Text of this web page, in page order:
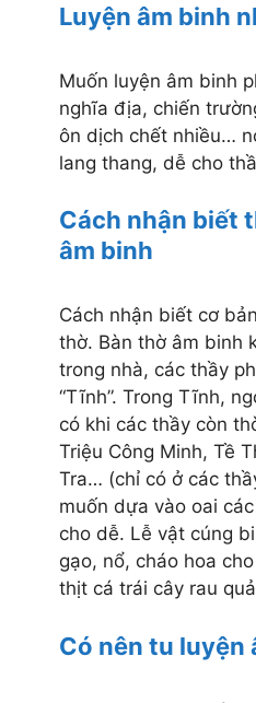
Luyện âm binh
Muốn luyện âm binh
nghĩa địa, chiến
ôn dịch chết nhiều…
lang thang, dễ cho
Cách nhận biết
âm binh
Cách nhận biết cơ
thờ. Bàn thờ âm binh
trong nhà, các thầy
“Tĩnh”. Trong Tĩnh,
có khi các thầy còn
Triệu Công Minh, Tề
Tra… (chỉ có ở các
muốn dựa vào oai
cho dễ. Lễ vật cúng
gạo, nổ, cháo hoa
thịt cá trái cây rau
Có nên tu luyện